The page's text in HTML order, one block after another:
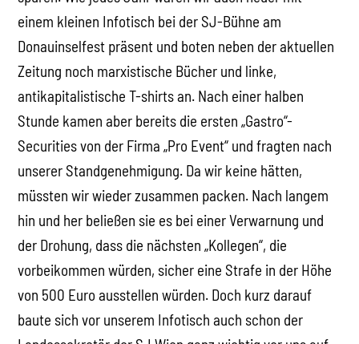
einem kleinen Infotisch bei der SJ-Bühne am
Donauinselfest präsent und boten neben der aktuellen
Zeitung noch marxistische Bücher und linke,
antikapitalistische T-shirts an. Nach einer halben
Stunde kamen aber bereits die ersten „Gastro“-
Securities von der Firma „Pro Event“ und fragten nach
unserer Standgenehmigung. Da wir keine hätten,
müssten wir wieder zusammen packen. Nach langem
hin und her beließen sie es bei einer Verwarnung und
der Drohung, dass die nächsten „Kollegen“, die
vorbeikommen würden, sicher eine Strafe in der Höhe
von 500 Euro ausstellen würden. Doch kurz darauf
baute sich vor unserem Infotisch auch schon der